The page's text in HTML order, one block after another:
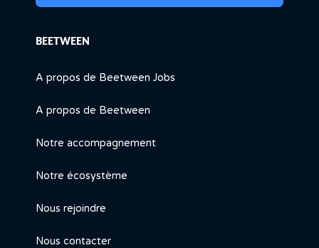
BEETWEEN
A propos de Beetween Jobs
A propos de Beetween
Notre accompagnement
Notre écosystème
Nous rejoindre
Nous contacter